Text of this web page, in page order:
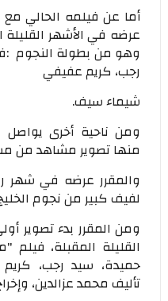
أما عن فيلمه الحالي
عرضه في الأشهر
وهو من بطولة النجوم
رجب، كريم عفيفي
شيماء سيف.
ومن ناحية أخرى
منها تصوير مشاهد من
والمقرر عرضه في شهر
لفيف كبير من نجوم
ومن المقرر بدء تصوير
القليلة المقبلة،
حميدة، سيد رجب،
تأليف محمد عزالدين،